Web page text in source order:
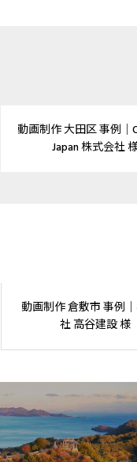
動画制作 大田区 事例｜
Japan 株式会社
動画制作 倉敷市 事例
社 高谷建設 様